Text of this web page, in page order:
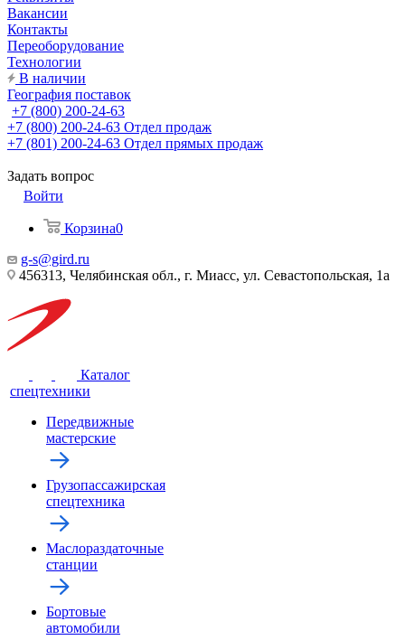
Вакансии
Контакты
Переоборудование
Технологии
В наличии
География поставок
+7 (800) 200-24-63
+7 (800) 200-24-63 Отдел продаж
+7 (801) 200-24-63 Отдел прямых продаж
Задать вопрос
Войти
Корзина0
g-s@gird.ru
456313, Челябинская обл., г. Миасс, ул. Севастопольская, 1а
Каталог
спецтехники
Передвижные
мастерские
Грузопассажирская
спецтехника
Маслораздаточные
станции
Бортовые
автомобили